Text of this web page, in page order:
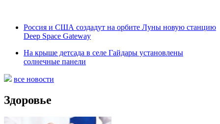
Россия и США создадут на орбите Луны новую станцию
Deep Space Gateway
На крыше детсада в селе Гайдары установлены
солнечные панели
все новости
Здоровье